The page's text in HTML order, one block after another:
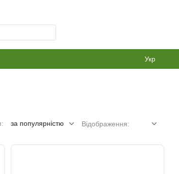
Укр
за популярністю Відображення: